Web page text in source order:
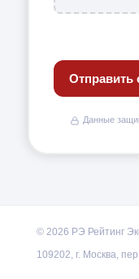
Данные
Отправить
© 2026 РЭ Рейтинг
109202, г. Москва,